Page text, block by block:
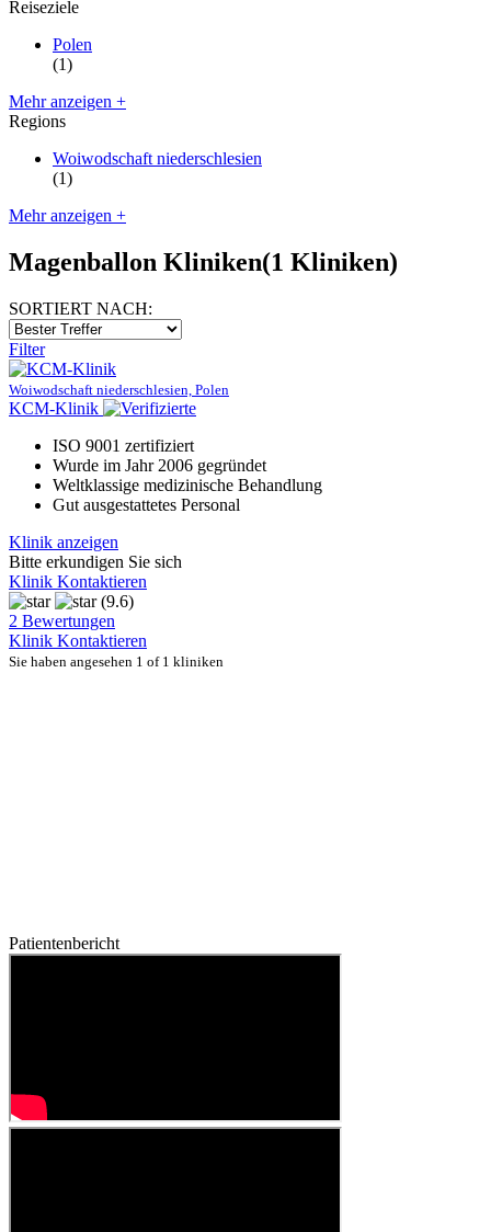
Reiseziele
Polen
(1)
Mehr anzeigen +
Regions
Woiwodschaft niederschlesien
(1)
Mehr anzeigen +
Magenballon Kliniken(1 Kliniken)
SORTIERT NACH:
Filter
Woiwodschaft niederschlesien, Polen
KCM-Klinik
ISO 9001 zertifiziert
Wurde im Jahr 2006 gegründet
Weltklassige medizinische Behandlung
Gut ausgestattetes Personal
Klinik anzeigen
Bitte erkundigen Sie sich
Klinik Kontaktieren
(9.6)
2 Bewertungen
Klinik Kontaktieren
Sie haben angesehen 1 of 1 kliniken
Patientenbericht